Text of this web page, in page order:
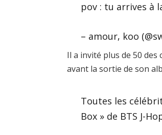
pov : tu arrives à
– amour, koo
Il a invité plus de 50
avant la sortie de son
Toutes les
Box » de BTS J-